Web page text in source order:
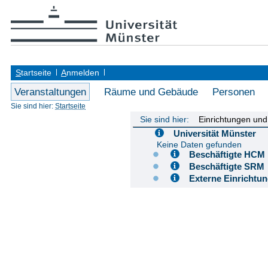
Startseite Anmelden
Veranstaltungen Räume und Gebäude Personen
Sie sind hier: Startseite
Sie sind hier: Einrichtungen
Universität Münster
Keine Daten gefunden
Beschäftigte
Beschäftigte
Externe